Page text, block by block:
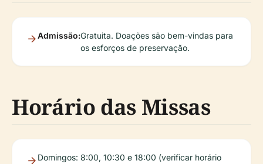
Admissão:Gratuita. Doações são bem-vindas para
os esforços de preservação.
Horário das Missas
Domingos: 8:00, 10:30 e 18:00 (verificar horário